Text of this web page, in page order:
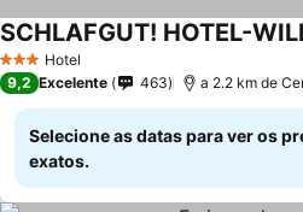
3 EstrelasHotel
SCHLAFGUT! HOTEL-
9,2 Excelente 463 a 2.2 km de
Selecione as datas para ver os
exatos.